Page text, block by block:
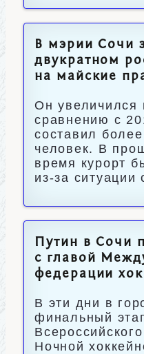
В мэрии Сочи
двукратном
на майские
Он увеличился
сравнению с
составил
человек. В
время курорт
из-за ситуации
Путин в Сочи
с главой
федерации
В эти дни в
финальный
Ночной